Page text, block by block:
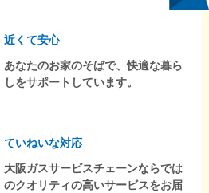
近くて安心
あなたのお家のそばで、快適な暮ら
しをサポートしています。
ていねいな対応
大阪ガスサービスチェーンならでは
のクオリティの高いサービスをお届